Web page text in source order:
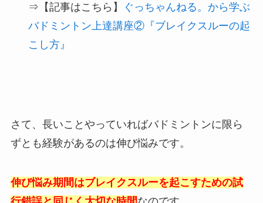
⇒【記事はこちら】
ぐっちゃんねる。から学ぶ
バドミントン上達講座②『ブレイクスルーの起
こし方』
さて、長いことやっていればバドミントンに限ら
ずとも経験があるのは伸び悩みです。
伸び悩み期間はブレイクスルーを起こすための試